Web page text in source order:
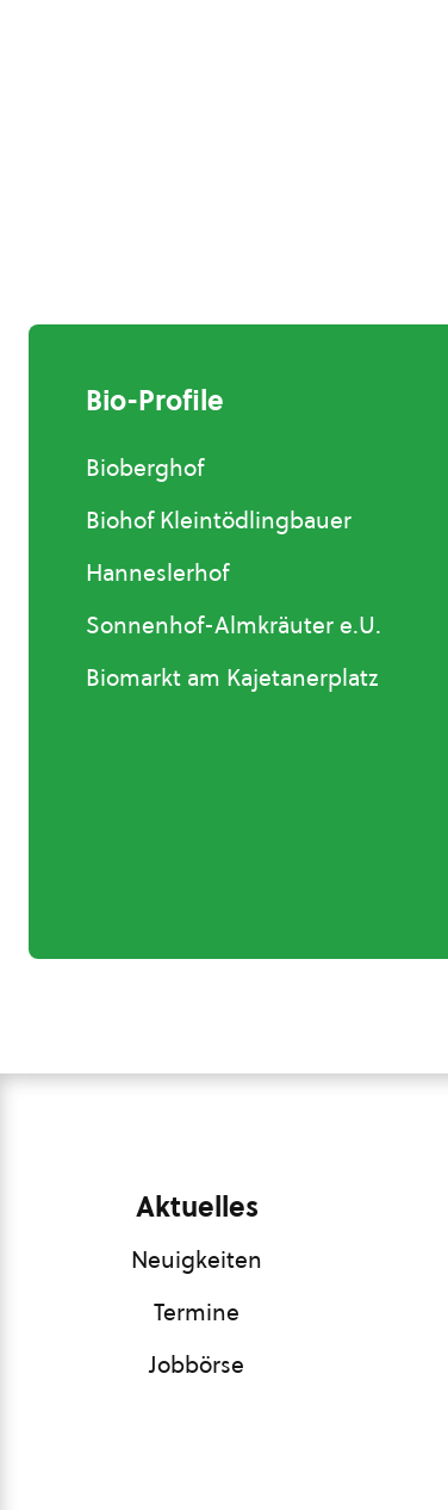
Bio-Profile
Bioberghof
Biohof Kleintödlingbauer
Hanneslerhof
Sonnenhof-Almkräuter e.U.
Biomarkt am Kajetanerplatz
Aktuelles
Neuigkeiten
Termine
Jobbörse